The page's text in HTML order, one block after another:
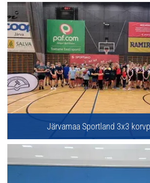
Järvamaa Sportland 3x3